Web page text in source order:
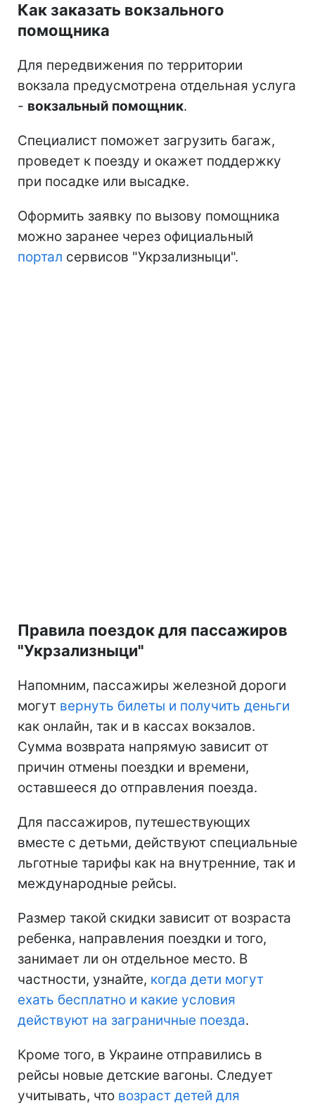
Как заказать вокзального
помощника
Для передвижения по территории
вокзала предусмотрена отдельная услуга
- вокзальный помощник.
Специалист поможет загрузить багаж,
проведет к поезду и окажет поддержку
при посадке или высадке.
Оформить заявку по вызову помощника
можно заранее через официальный
портал сервисов "Укрзализныци".
Правила поездок для пассажиров
"Укрзализныци"
Напомним, пассажиры железной дороги
могут вернуть билеты и получить деньги
как онлайн, так и в кассах вокзалов.
Сумма возврата напрямую зависит от
причин отмены поездки и времени,
оставшееся до отправления поезда.
Для пассажиров, путешествующих
вместе с детьми, действуют специальные
льготные тарифы как на внутренние, так и
международные рейсы.
Размер такой скидки зависит от возраста
ребенка, направления поездки и того,
занимает ли он отдельное место. В
частности, узнайте, когда дети могут
ехать бесплатно и какие условия
действуют на заграничные поезда.
Кроме того, в Украине отправились в
рейсы новые детские вагоны. Следует
учитывать, что возраст детей для